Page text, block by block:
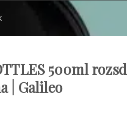
500ml
| Galileo